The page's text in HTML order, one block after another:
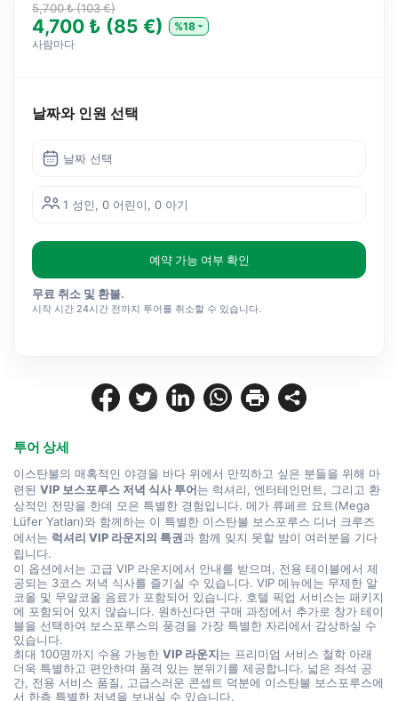
투어 상세
이스탄불의 매혹적인 야경을 바다 위에서 만끽하고 싶은 분들을 위해 마
련된 VIP 보스포루스 저녁 식사 투어는 럭셔리, 엔터테인먼트, 그리고 환
상적인 전망을 한데 모은 특별한 경험입니다. 메가 류페르 요트(Mega
Lüfer Yatları)와 함께하는 이 특별한 이스탄불 보스포루스 디너 크루즈
에서는 럭셔리 VIP 라운지의 특권과 함께 잊지 못할 밤이 여러분을 기다
립니다.
이 옵션에서는 고급 VIP 라운지에서 안내를 받으며, 전용 테이블에서 제
공되는 3코스 저녁 식사를 즐기실 수 있습니다. VIP 메뉴에는 무제한 알
코올 및 무알코올 음료가 포함되어 있습니다. 호텔 픽업 서비스는 패키지
에 포함되어 있지 않습니다. 원하신다면 구매 과정에서 추가로 창가 테이
블을 선택하여 보스포루스의 풍경을 가장 특별한 자리에서 감상하실 수
있습니다.
최대 100명까지 수용 가능한 VIP 라운지는 프리미엄 서비스 철학 아래
더욱 특별하고 편안하며 품격 있는 분위기를 제공합니다. 넓은 좌석 공
간, 전용 서비스 품질, 고급스러운 콘셉트 덕분에 이스탄불 보스포루스에
서 한층 특별한 저녁을 보내실 수 있습니다.
5,700 ₺ (103 €)
4,700 ₺ (85 €)
%18
사람마다
날짜와 인원 선택
날짜 선택
1 성인, 0 어린이, 0 아기
예약 가능 여부 확인
무료 취소 및 환불.
시작 시간 24시간 전까지 투어를 취소할 수 있습니다.